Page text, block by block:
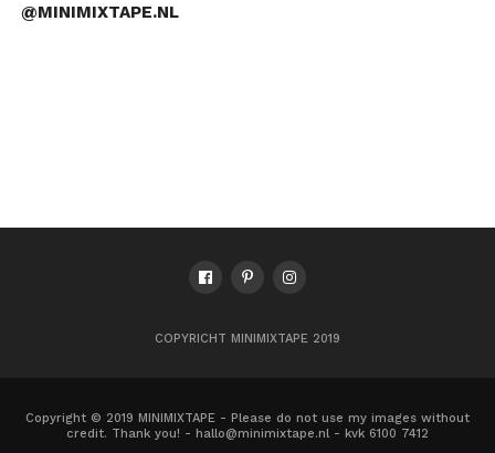
@MINIMIXTAPE.NL
COPYRICHT MINIMIXTAPE 2019
Copyright © 2019 MINIMIXTAPE - Please do not use my images without
credit. Thank you! - hallo@minimixtape.nl - kvk 6100 7412